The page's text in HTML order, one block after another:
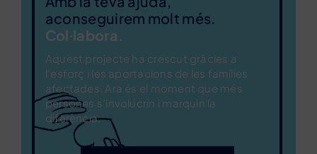
aconseguirem molt més.
Col·labora.
Aquest projecte ha crescut gràcies a
l’esforç i les aportacions de les famílies
afectades. Ara és el moment que més
persones s’involucrin i marquin la
diferència.